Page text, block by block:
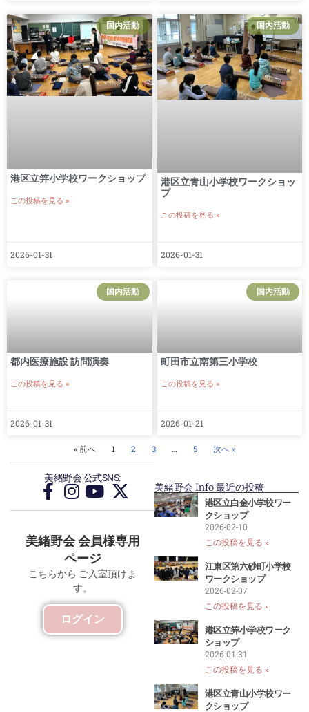
国内活動
港区立笄小学校ワークショップ
この投稿を見る »
2026-01-31
国内活動
港区立青山小学校ワークショッ
プ
この投稿を見る »
2026-01-31
国内活動
都内医療施設 訪問演奏
この投稿を見る »
2026-01-31
国内活動
町田市立南第三小学校
この投稿を見る »
2026-01-21
« 前へ 1 2 3 … 5 次へ »
美緒野会 公式SNS:
美緒野会 会員様専用
ページ
こちらから ご入室頂けま
す。
ログイン
美緒野会 Info 最近の投稿
港区立白金小学校ワー
クショップ
2026-02-10
この投稿を見る »
江東区第六砂町小学校
ワークショップ
2026-02-07
この投稿を見る »
港区立笄小学校ワーク
ショップ
2026-01-31
この投稿を見る »
港区立青山小学校ワー
クショップ